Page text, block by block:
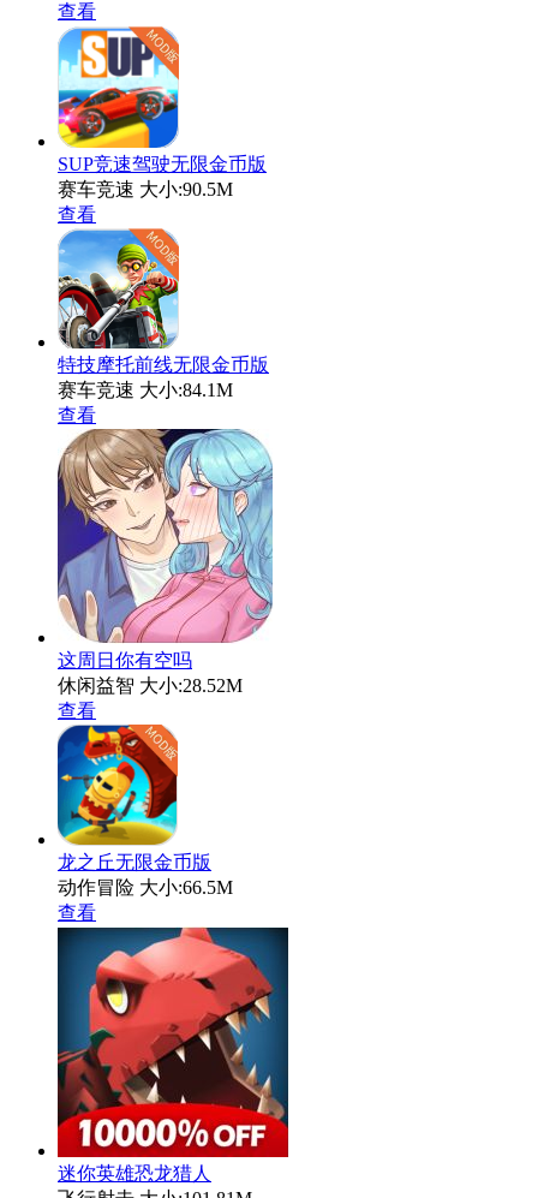
查看
SUP竞速驾驶无限金币版
赛车竞速 大小:90.5M
查看
特技摩托前线无限金币版
赛车竞速 大小:84.1M
查看
这周日你有空吗
休闲益智 大小:28.52M
查看
龙之丘无限金币版
动作冒险 大小:66.5M
查看
迷你英雄恐龙猎人